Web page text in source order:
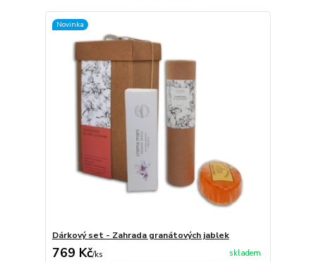
Novinka
Dárkový set - Zahrada granátových jablek
769 Kč/ks skladem